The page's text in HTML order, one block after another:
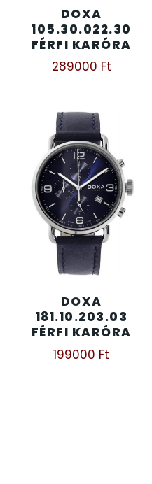
DOXA
105.30.022.30
FÉRFI KARÓRA
289000 Ft
DOXA
181.10.203.03
FÉRFI KARÓRA
199000 Ft
ICE WATCH
KENNETH COLE
LORUS
LOTUS STYLE
MÁRKÁS KARÓRA SZÍJAK
MASERATI
MORGAN
OKOSÓRA SZÍJAK